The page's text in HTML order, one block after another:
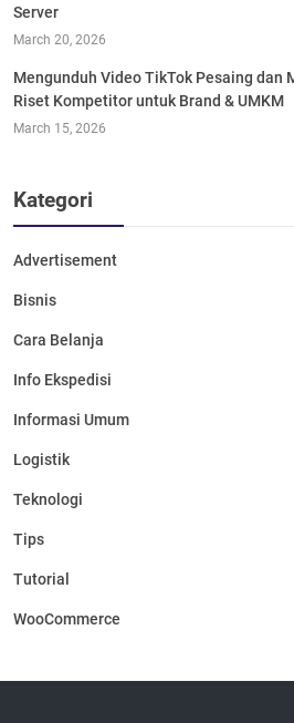
Server
March 20, 2026
Mengunduh Video TikTok Pesaing dan
Riset Kompetitor untuk Brand & UMKM
March 15, 2026
Kategori
Advertisement
Bisnis
Cara Belanja
Info Ekspedisi
Informasi Umum
Logistik
Teknologi
Tips
Tutorial
WooCommerce